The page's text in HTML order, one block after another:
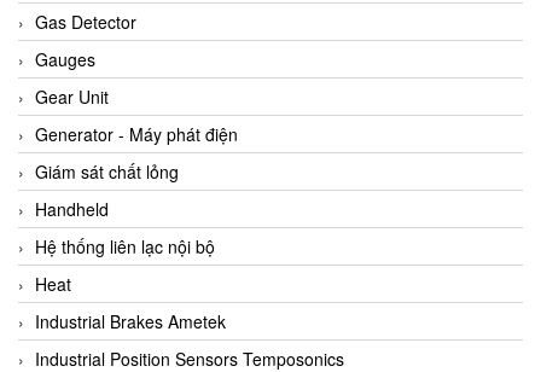
ARCA Regler
Arcos Hydraulik
Ardetem-Sfere-Vietnam
Argal
AS ENERGI
ASCO CO2
Asker
AT2E
ATC Pneumatic
ATEX System
Gas Detector
Gauges
Gear Unit
Generator - Máy phát điện
Giám sát chất lỏng
Handheld
Hệ thống liên lạc nội bộ
Heat
Industrial Brakes Ametek
Industrial Position Sensors Temposonics